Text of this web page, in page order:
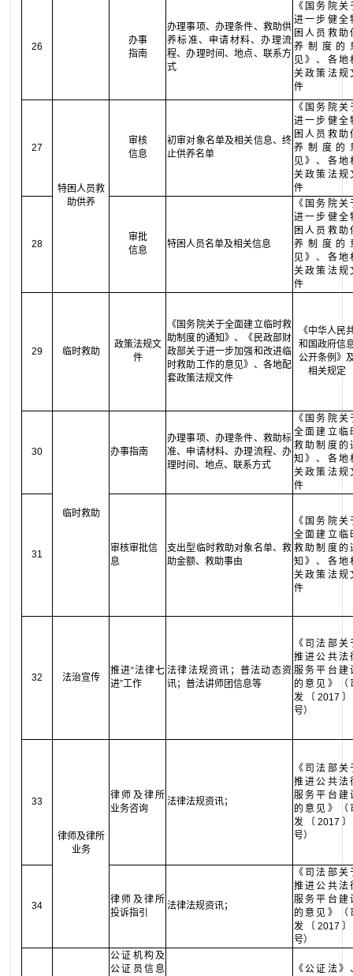
26
办事
指南
办理事项、办理条件、救助供
养标准、申请材料、办理流
程、办理时间、地点、联系方
式
《国务院关
进一步健全
困人员救助
养制度的
见》、各地
关政策法规
件
27
特困人员救
助供养
审核
信息
初审对象名单及相关信息、终
止供养名单
《国务院关
进一步健全
困人员救助
养制度的
见》、各地
关政策法规
件
28
审批
信息
特困人员名单及相关信息
《国务院关
进一步健全
困人员救助
养制度的
见》、各地
关政策法规
件
29 临时救助
政策法规文
件
《国务院关于全面建立临时救
助制度的通知》、《民政部财
政部关于进一步加强和改进临
时救助工作的意见》、各地配
套政策法规文件
《中华人民
和国政府信
公开条例》
相关规定
30
临时救助
办事指南
办理事项、办理条件、救助标
准、申请材料、办理流程、办
理时间、地点、联系方式
《国务院关
全面建立临
救助制度的
知》、各地
关政策法规
件
31
审核审批信
息
支出型临时救助对象名单、救
助金额、救助事由
《国务院关
全面建立临
救助制度的
知》、各地
关政策法规
件
32 法治宣传
推进“法律七
进”工作
法律法规资讯；普法动态资
讯；普法讲师团信息等
《司法部关
推进公共法
服务平台建
的意见》（
发〔2017
号）
33
律师及律所
业务
律师及律所
业务咨询
法律法规资讯；
《司法部关
推进公共法
服务平台建
的意见》（
发〔2017
号）
34
律师及律所
投诉指引
法律法规资讯；
《司法部关
推进公共法
服务平台建
的意见》（
发〔2017
号）
公证机构及
公证员信息
《公证法》